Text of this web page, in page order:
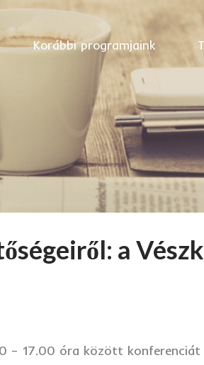
Korábbi programjaink
a
– 17.00 óra között konferenciát